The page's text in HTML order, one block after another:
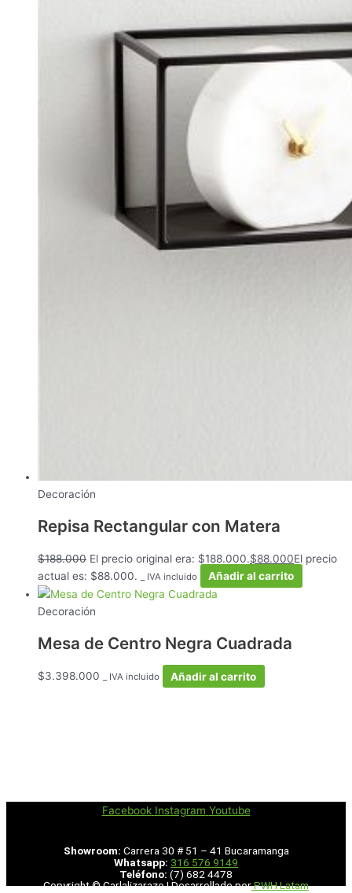
Decoración
Repisa Rectangular con Matera
$188.000 El precio original era: $188.000.$88.000El precio
actual es: $88.000.
_ IVA incluido Añadir al carrito
Decoración
Mesa de Centro Negra Cuadrada
$3.398.000 _ IVA incluido Añadir al carrito
Facebook Instagram Youtube
Showroom: Carrera 30 # 51 – 41 Bucaramanga
Whatsapp: 316 576 9149
Teléfono: (7) 682 4478
Copyright © Carlalizarazo | Desarrollado porPWH Latam